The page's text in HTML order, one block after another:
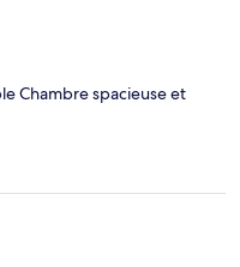
Chambre spacieuse et